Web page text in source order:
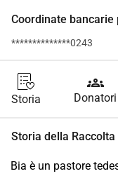
Coordinate
**************0243
Storia
groups
Donatori
Storia della Raccolta
Bia è un pastore